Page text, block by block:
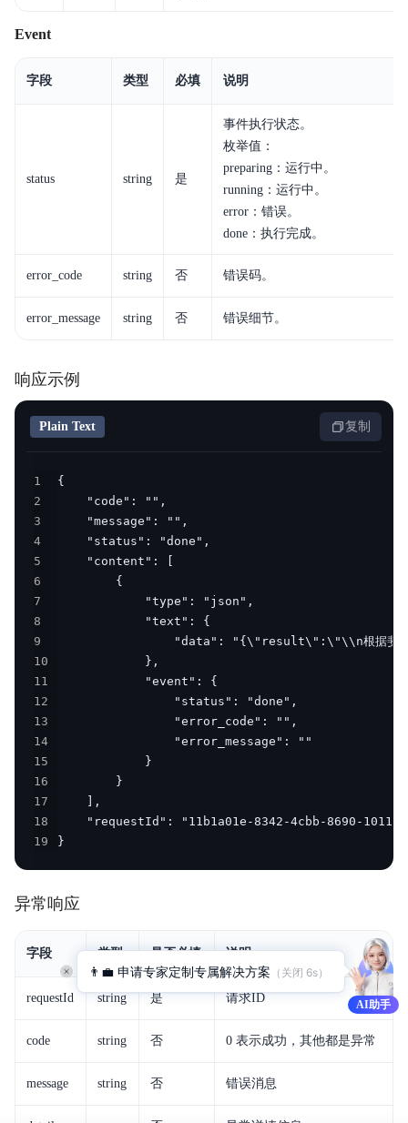
Event
字段 类型 必填 说明
status string 是
事件执行状态。
枚举值：
preparing：运行中。
running：运行中。
error：错误。
done：执行完成。
error_code string 否 错误码。
error_message string 否 错误细节。
响应示例
Plain Text 复制
1
2
3
4
5
6
7
8
9
10
11
12
13
14
15
16
17
18
19
}
异常响应
字段 类型 是否必填 说明
requestId string 是 请求ID
code string 否 0 表示成功，其他都是异常
message string 否 错误消息
AI助手
👨‍💼 申请专家定制专属解决方案 （关闭 6s）